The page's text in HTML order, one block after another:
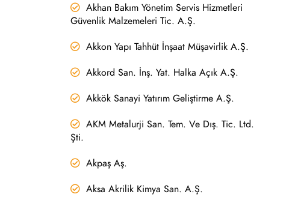
Akhan Bakım Yönetim Servis Hizmetleri
Güvenlik Malzemeleri Tic. A.Ş.
Akkon Yapı Tahhüt İnşaat Müşavirlik A.Ş.
Akkord San. İnş. Yat. Halka Açık A.Ş.
Akkök Sanayi Yatırım Geliştirme A.Ş.
AKM Metalurji San. Tem. Ve Dış. Tic. Ltd.
Şti.
Akpaş Aş.
Aksa Akrilik Kimya San. A.Ş.